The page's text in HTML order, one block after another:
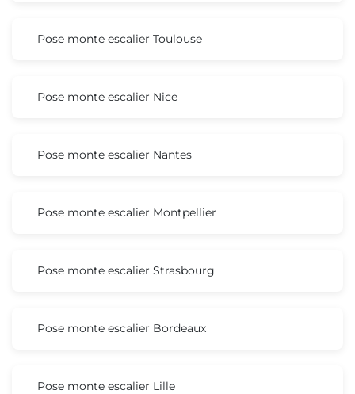
Pose monte escalier Toulouse
Pose monte escalier Nice
Pose monte escalier Nantes
Pose monte escalier Montpellier
Pose monte escalier Strasbourg
Pose monte escalier Bordeaux
Pose monte escalier Lille